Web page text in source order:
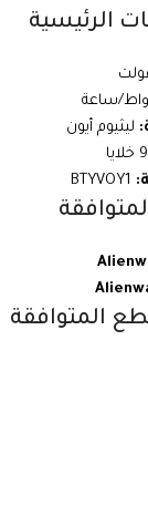
الرئيسية
ليثيوم أيون
المتوافقة